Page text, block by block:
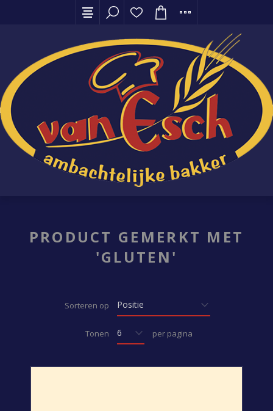
PRODUCT GEMERKT MET
'GLUTEN'
Sorteren op
Tonen per pagina